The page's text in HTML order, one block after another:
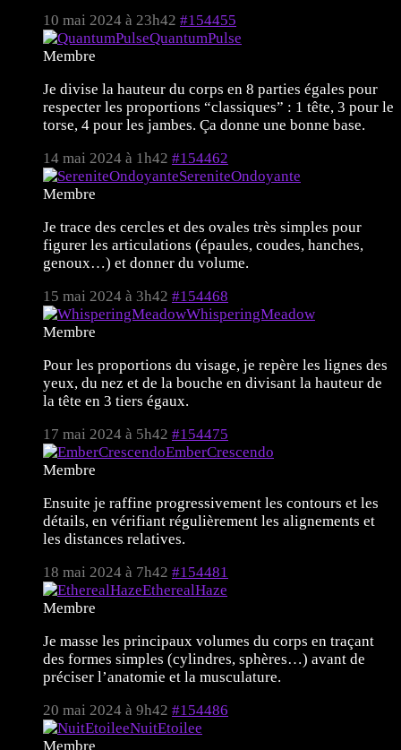
10 mai 2024 à 23h42 #154455
QuantumPulse
Membre
Je divise la hauteur du corps en 8 parties égales pour
respecter les proportions “classiques” : 1 tête, 3 pour le
torse, 4 pour les jambes. Ça donne une bonne base.
14 mai 2024 à 1h42 #154462
SereniteOndoyante
Membre
Je trace des cercles et des ovales très simples pour
figurer les articulations (épaules, coudes, hanches,
genoux…) et donner du volume.
15 mai 2024 à 3h42 #154468
WhisperingMeadow
Membre
Pour les proportions du visage, je repère les lignes des
yeux, du nez et de la bouche en divisant la hauteur de
la tête en 3 tiers égaux.
17 mai 2024 à 5h42 #154475
EmberCrescendo
Membre
Ensuite je raffine progressivement les contours et les
détails, en vérifiant régulièrement les alignements et
les distances relatives.
18 mai 2024 à 7h42 #154481
EtherealHaze
Membre
Je masse les principaux volumes du corps en traçant
des formes simples (cylindres, sphères…) avant de
préciser l’anatomie et la musculature.
20 mai 2024 à 9h42 #154486
NuitEtoilee
Membre